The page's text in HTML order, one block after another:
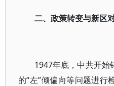
二、政策转变与新区
1947年底，中共开始
的“左”倾偏向等问题进行